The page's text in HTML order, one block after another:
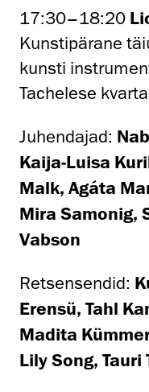
17:30–18:20
Kunstipärane
kunsti
Tachelese
Juhendajad:
Kaija-Luisa
Malk, Agáta
Mira Samonig,
Vabson
Retsensendid:
Erensü, Tahl
Madita
Lily Song,